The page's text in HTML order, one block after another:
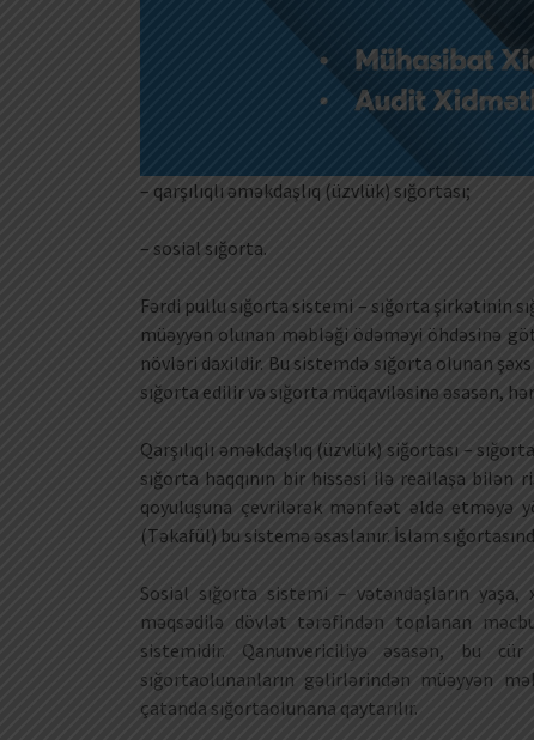
– qarşılıqlı əməkdaşlıq (üzvlük) sığortası;
– sosial sığorta.
Fərdi pullu sığorta sistemi – sığorta şirkətinin
müəyyən olunan məbləği ödəməyi öhdəsinə
növləri daxildir. Bu sistemdə sığorta olunan
sığorta edilir və sığorta müqaviləsinə əsasən,
Qarşılıqlı əməkdaşlıq (üzvlük) siğortası –
sığorta haqqının bir hissəsi ilə reallaşa bilən
qoyuluşuna çevrilərək mənfəət əldə etməyə
(Təkafül) bu sistemə əsaslanır. İslam
Sosial sığorta sistemi – vətəndaşların
məqsədilə dövlət tərəfindən toplanan
sistemidir. Qanunvericiliyə əsasən, bu
sığortaolunanların gəlirlərindən müəyyən
çatanda sığortaolunana qaytarılır.